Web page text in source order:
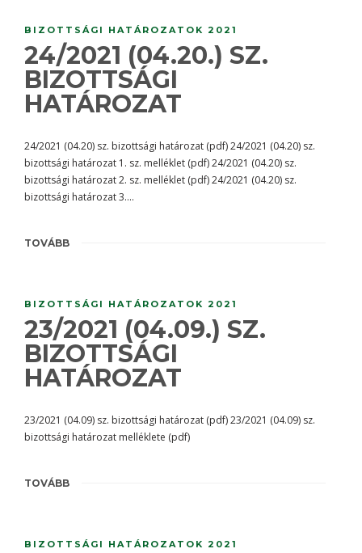
BIZOTTSÁGI HATÁROZATOK 2021
24/2021 (04.20.) SZ.
BIZOTTSÁGI
HATÁROZAT
24/2021 (04.20) sz. bizottsági határozat (pdf) 24/2021 (04.20) sz.
bizottsági határozat 1. sz. melléklet (pdf) 24/2021 (04.20) sz.
bizottsági határozat 2. sz. melléklet (pdf) 24/2021 (04.20) sz.
bizottsági határozat 3….
TOVÁBB
BIZOTTSÁGI HATÁROZATOK 2021
23/2021 (04.09.) SZ.
BIZOTTSÁGI
HATÁROZAT
23/2021 (04.09) sz. bizottsági határozat (pdf) 23/2021 (04.09) sz.
bizottsági határozat melléklete (pdf)
TOVÁBB
BIZOTTSÁGI HATÁROZATOK 2021